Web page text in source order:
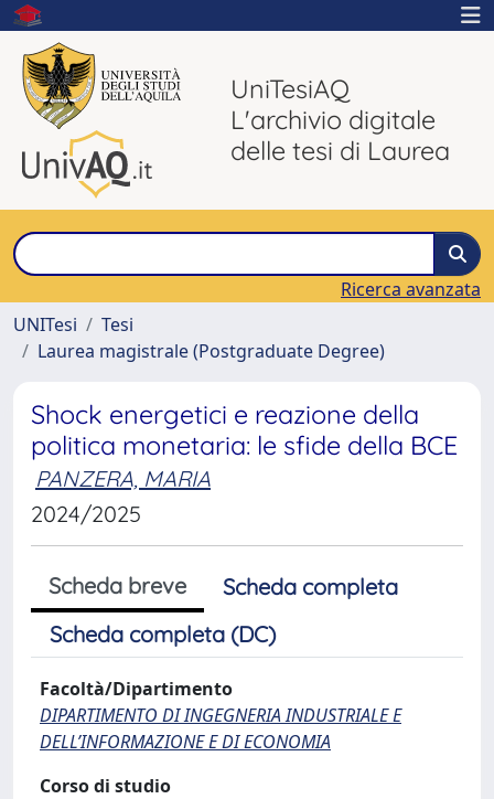
UniTesiAQ
L'archivio digitale
delle tesi di Laurea
Ricerca avanzata
UNITesi
Tesi
Laurea magistrale (Postgraduate Degree)
Shock energetici e reazione della
politica monetaria: le sfide della BCE
PANZERA, MARIA
2024/2025
Scheda breve
Scheda completa
Scheda completa (DC)
Facoltà/Dipartimento
DIPARTIMENTO DI INGEGNERIA INDUSTRIALE E
DELL’INFORMAZIONE E DI ECONOMIA
Corso di studio